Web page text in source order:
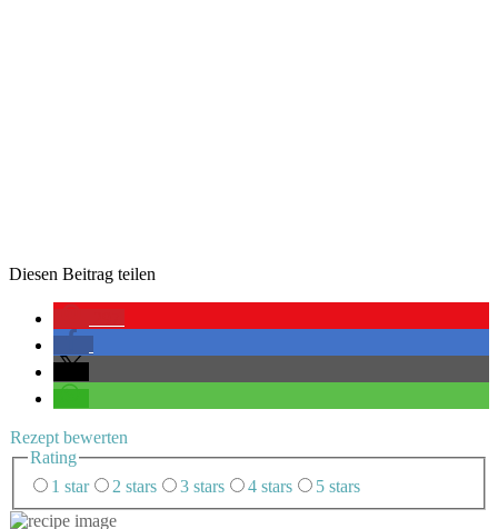
Die­sen Bei­trag teilen
Rezept bewer­ten
Rating
1 star
2 stars 3 stars 4 stars 5 stars